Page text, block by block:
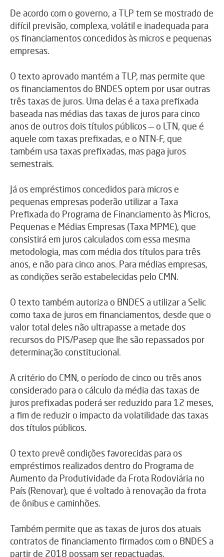
De acordo com o governo, a TLP tem se mostrado de
difícil previsão, complexa, volátil e inadequada para
os financiamentos concedidos às micros e pequenas
empresas.
O texto aprovado mantém a TLP, mas permite que
os financiamentos do BNDES optem por usar outras
três taxas de juros. Uma delas é a taxa prefixada
baseada nas médias das taxas de juros para cinco
anos de outros dois títulos públicos — o LTN, que é
aquele com taxas prefixadas, e o NTN-F, que
também usa taxas prefixadas, mas paga juros
semestrais.
Já os empréstimos concedidos para micros e
pequenas empresas poderão utilizar a Taxa
Prefixada do Programa de Financiamento às Micros,
Pequenas e Médias Empresas (Taxa MPME), que
consistirá em juros calculados com essa mesma
metodologia, mas com média dos títulos para três
anos, e não para cinco anos. Para médias empresas,
as condições serão estabelecidas pelo CMN.
O texto também autoriza o BNDES a utilizar a Selic
como taxa de juros em financiamentos, desde que o
valor total deles não ultrapasse a metade dos
recursos do PIS/Pasep que lhe são repassados por
determinação constitucional.
A critério do CMN, o período de cinco ou três anos
considerado para o cálculo da média das taxas de
juros prefixadas poderá ser reduzido para 12 meses,
a fim de reduzir o impacto da volatilidade das taxas
dos títulos públicos.
O texto prevê condições favorecidas para os
empréstimos realizados dentro do Programa de
Aumento da Produtividade da Frota Rodoviária no
País (Renovar), que é voltado à renovação da frota
de ônibus e caminhões.
Também permite que as taxas de juros dos atuais
contratos de financiamento firmados com o BNDES a
partir de 2018 possam ser repactuadas,